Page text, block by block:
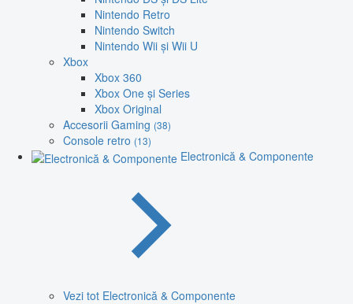
Nintendo Retro
Nintendo Switch
Nintendo Wii și Wii U
Xbox
Xbox 360
Xbox One și Series
Xbox Original
Accesorii Gaming (38)
Console retro (13)
Electronică & Componente
Vezi tot Electronică & Componente